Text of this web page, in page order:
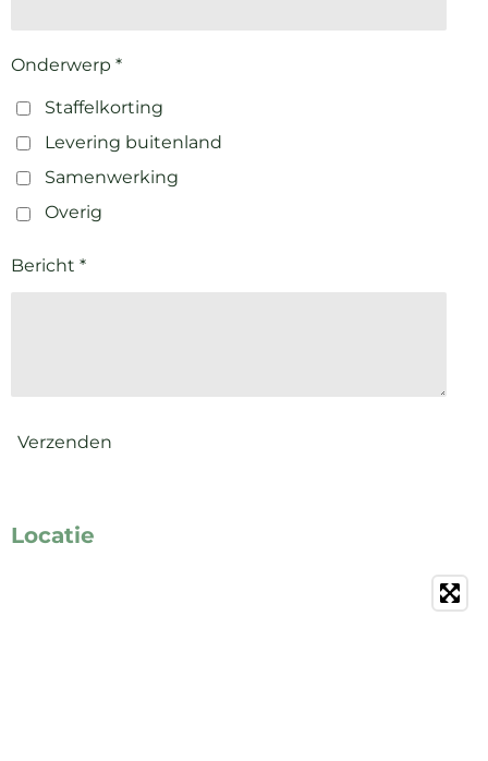
Onderwerp *
Staffelkorting
Levering buitenland
Samenwerking
Overig
Bericht *
Verzenden
Locatie